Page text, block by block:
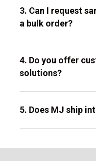
3. Can I request
a bulk order?
4. Do you offer
solutions?
5. Does MJ ship